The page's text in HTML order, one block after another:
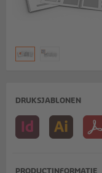
DRUKSJABLONEN
PRODUCTINFORMATIE